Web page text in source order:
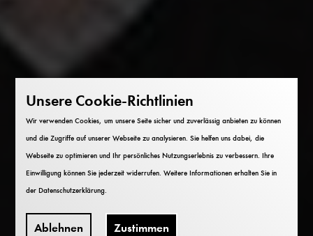
Unsere Cookie-Richtlinien
Wir verwenden Cookies, um unsere Seite sicher und zuverlässig anbieten zu können
und die Zugriffe auf unserer Webseite zu analysieren. Sie helfen uns dabei, die
Webseite zu optimieren und Ihr persönliches Nutzungserlebnis zu verbessern. Ihre
Einwilligung können Sie jederzeit widerrufen. Weitere Informationen erhalten Sie in
derDatenschutzerklärung.
Ablehnen Zustimmen